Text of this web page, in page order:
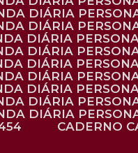
DIÁRIA
DIÁRIA
DIÁRIA
DIÁRIA
DIÁRIA
DIÁRIA
DIÁRIA
DIÁRIA
DIÁRIA
CADERNO